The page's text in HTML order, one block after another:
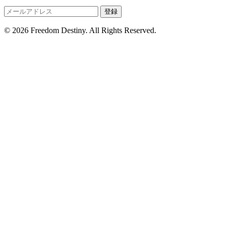
登録
© 2026 Freedom Destiny. All Rights Reserved.